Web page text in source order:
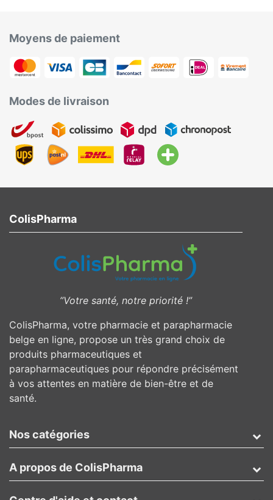
Moyens de paiement
Modes de livraison
ColisPharma
”Votre santé, notre priorité !”
ColisPharma, votre pharmacie et parapharmacie
belge en ligne, propose un très grand choix de
produits pharmaceutiques et
parapharmaceutiques pour répondre précisément
à vos attentes en matière de bien-être et de
santé.
Nos catégories
A propos de ColisPharma